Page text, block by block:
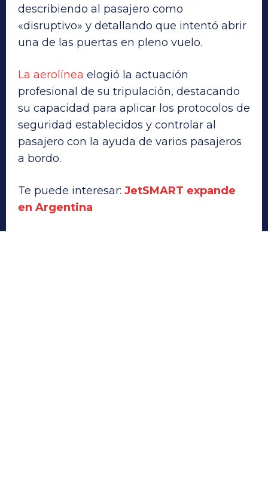
describiendo al pasajero como
«disruptivo» y detallando que intentó abrir
una de las puertas en pleno vuelo.
La aerolínea elogió la actuación
profesional de su tripulación, destacando
su capacidad para aplicar los protocolos de
seguridad establecidos y controlar al
pasajero con la ayuda de varios pasajeros
a bordo.
Te puede interesar: JetSMART expande
en Argentina